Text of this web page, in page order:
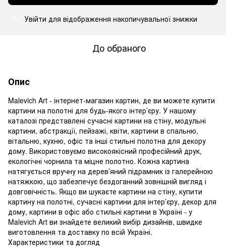
Увійти для відображення накопичувальної знижки
До обраного
Опис
Malevich Art - інтернет-магазин картин, де ви можете купити
картини на полотні для будь-якого інтер’єру. У нашому
каталозі представлені сучасні картини на стіну, модульні
картини, абстракції, пейзажі, квіти, картини в спальню,
вітальню, кухню, офіс та інші стильні полотна для декору
дому. Використовуємо високоякісний професійний друк,
екологічні чорнила та міцне полотно. Кожна картина
натягується вручну на дерев’яний підрамник із галерейною
натяжкою, що забезпечує бездоганний зовнішній вигляд і
довговічність. Якщо ви шукаєте картини на стіну, купити
картину на полотні, сучасні картини для інтер’єру, декор для
дому, картини в офіс або стильні картини в Україні - у
Malevich Art ви знайдете великий вибір дизайнів, швидке
виготовлення та доставку по всій Україні.
Характеристики та догляд